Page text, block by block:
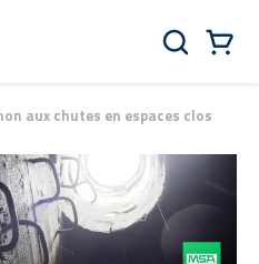
Rechercher
aux chutes en espaces clos